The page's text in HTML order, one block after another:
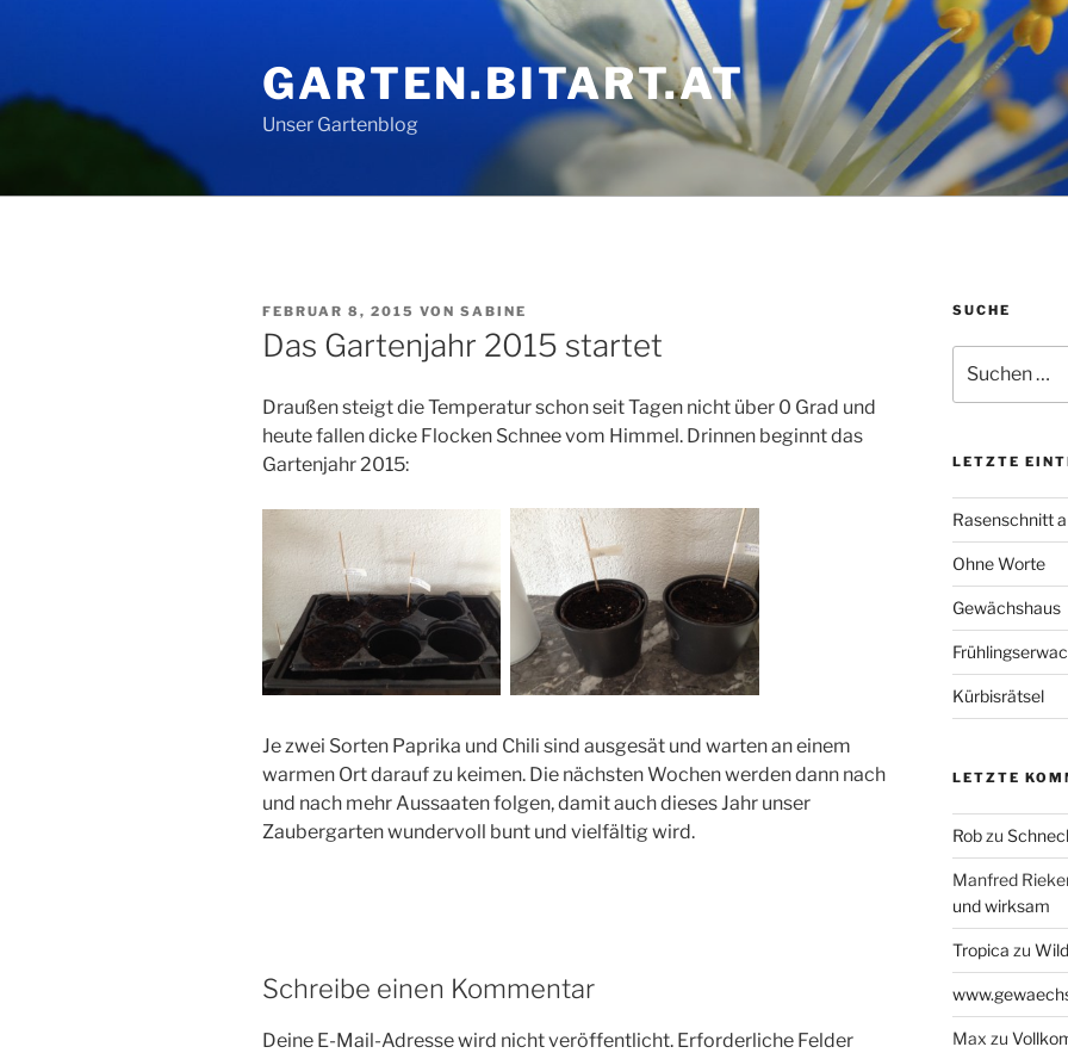
GARTEN.BITART.AT
Unser Gartenblog
VERÖFFENTLICHT
AM
FEBRUAR 8, 2015 VON SABINE
Das Gartenjahr 2015 startet
Draußen steigt die Temperatur schon seit Tagen nicht über 0 Grad und
heute fallen dicke Flocken Schnee vom Himmel. Drinnen beginnt das
Gartenjahr 2015:
Je zwei Sorten Paprika und Chili sind ausgesät und warten an einem
warmen Ort darauf zu keimen. Die nächsten Wochen werden dann nach
und nach mehr Aussaaten folgen, damit auch dieses Jahr unser
Zaubergarten wundervoll bunt und vielfältig wird.
Schreibe einen Kommentar
Deine E-Mail-Adresse wird nicht veröffentlicht. Erforderliche Felder
SUCHE
nach:
LETZTE
Rasenschnitt
Ohne Worte
Gewächshaus
Kürbisrätsel
LETZTE
Robzu
Manfred
und wirksam
Tropica zu
Max zu